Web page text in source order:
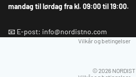
mandag til lørdag fra kl. 09:00 til 19:00.
📧 E-post: info@nordistno.com
Vilkår og betingelser
© 2026 NORDIST